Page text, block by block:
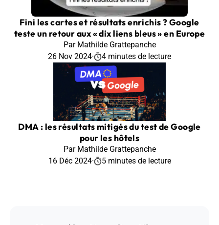
Fini les cartes et résultats enrichis ? Google
teste un retour aux « dix liens bleus » en Europe
Par Mathilde Grattepanche
26 Nov 2024· 4 minutes de lecture
DMA : les résultats mitigés du test de Google
pour les hôtels
Par Mathilde Grattepanche
16 Déc 2024· 5 minutes de lecture